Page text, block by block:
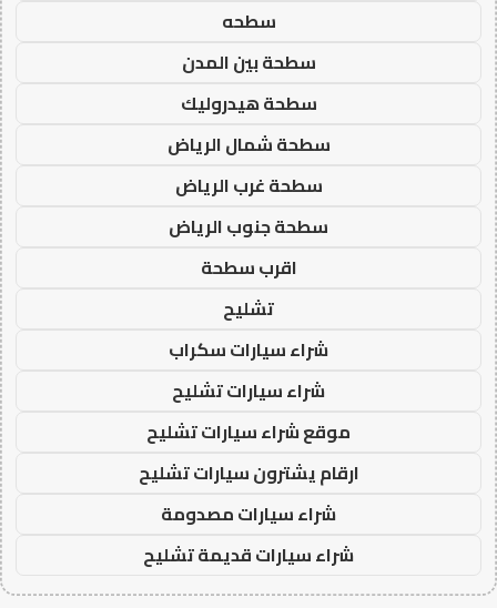
سطحه
سطحة بين المدن
سطحة هيدروليك
سطحة شمال الرياض
سطحة غرب الرياض
سطحة جنوب الرياض
اقرب سطحة
تشليح
شراء سيارات سكراب
شراء سيارات تشليح
موقع شراء سيارات تشليح
ارقام يشترون سيارات تشليح
شراء سيارات مصدومة
شراء سيارات قديمة تشليح